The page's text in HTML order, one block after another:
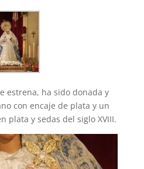
estrena, ha sido donada y
con encaje de plata y un
plata y sedas del siglo XVIII.